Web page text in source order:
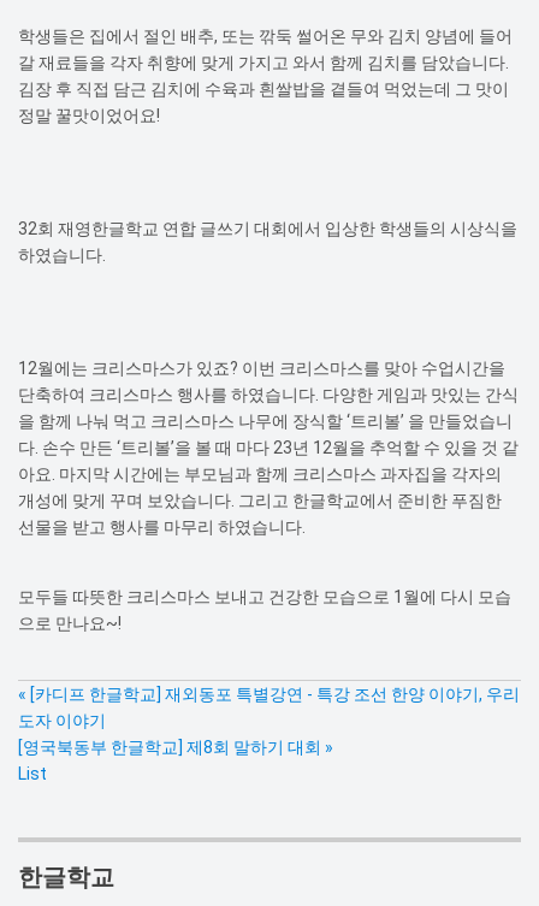
학생들은 집에서 절인 배추, 또는 깎둑 썰어온 무와 김치 양념에 들어
갈 재료들을 각자 취향에 맞게 가지고 와서 함께 김치를 담았습니다.
김장 후 직접 담근 김치에 수육과 흰쌀밥을 곁들여 먹었는데 그 맛이
정말 꿀맛이었어요!
32회 재영한글학교 연합 글쓰기 대회에서 입상한 학생들의 시상식을
하였습니다.
12월에는 크리스마스가 있죠? 이번 크리스마스를 맞아 수업시간을
단축하여 크리스마스 행사를 하였습니다. 다양한 게임과 맛있는 간식
을 함께 나눠 먹고 크리스마스 나무에 장식할 ‘트리볼’ 을 만들었습니
다. 손수 만든 ‘트리볼’을 볼 때 마다 23년 12월을 추억할 수 있을 것 같
아요. 마지막 시간에는 부모님과 함께 크리스마스 과자집을 각자의
개성에 맞게 꾸며 보았습니다. 그리고 한글학교에서 준비한 푸짐한
선물을 받고 행사를 마무리 하였습니다.
모두들 따뜻한 크리스마스 보내고 건강한 모습으로 1월에 다시 모습
으로 만나요~!
« [카디프 한글학교] 재외동포 특별강연 - 특강 조선 한양 이야기, 우리
도자 이야기
[영국북동부 한글학교] 제8회 말하기 대회 »
List
한글학교